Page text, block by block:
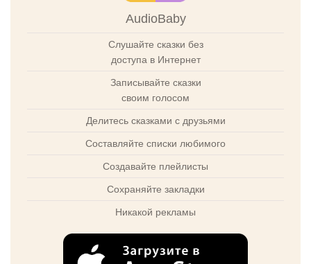
AudioBaby
Слушайте сказки без
доступа в Интернет
Записывайте сказки
своим голосом
Делитесь сказками с друзьями
Составляйте списки любимого
Создавайте плейлисты
Сохраняйте закладки
Никакой рекламы